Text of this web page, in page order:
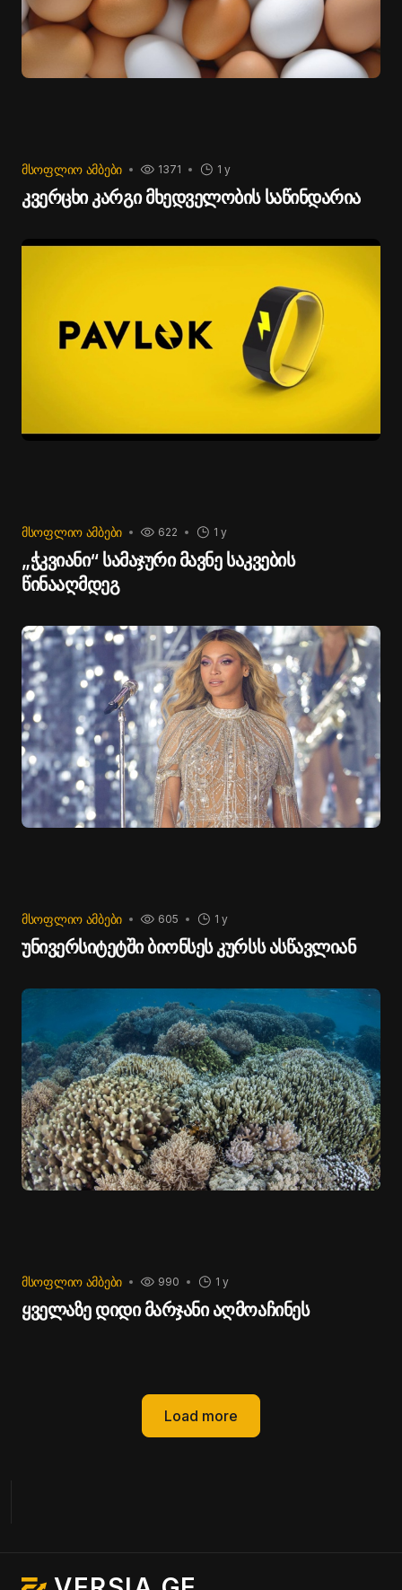
ᲛᲡᲝᲤᲚᲘᲝ ᲐᲛᲑᲔᲑᲘ 1 y
1371
კვერცხი კარგი მხედველობის საწინდარია
ᲛᲡᲝᲤᲚᲘᲝ ᲐᲛᲑᲔᲑᲘ 1 y
622
„ჭკვიანი“ სამაჯური მავნე საკვების
წინააღმდეგ
ᲛᲡᲝᲤᲚᲘᲝ ᲐᲛᲑᲔᲑᲘ 1 y
605
უნივერსიტეტში ბიონსეს კურსს ასწავლიან
ᲛᲡᲝᲤᲚᲘᲝ ᲐᲛᲑᲔᲑᲘ 1 y
990
ყველაზე დიდი მარჯანი აღმოაჩინეს
Load more